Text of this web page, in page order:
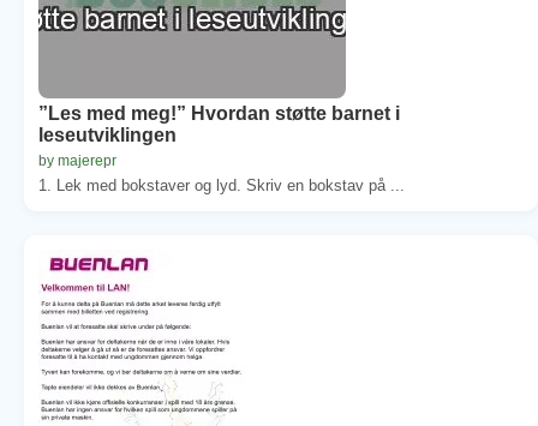
”Les med meg!” Hvordan støtte barnet i
leseutviklingen
by majerepr
1. Lek med bokstaver og lyd. Skriv en bokstav på ...